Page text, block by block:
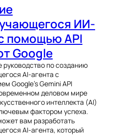
ИИ-
помощью API
Google
руководство по созданию
AI-агента с
Google’s Gemini API
деловом мире
интеллекта (AI)
фактором успеха.
вам разработать
AI-агента, который